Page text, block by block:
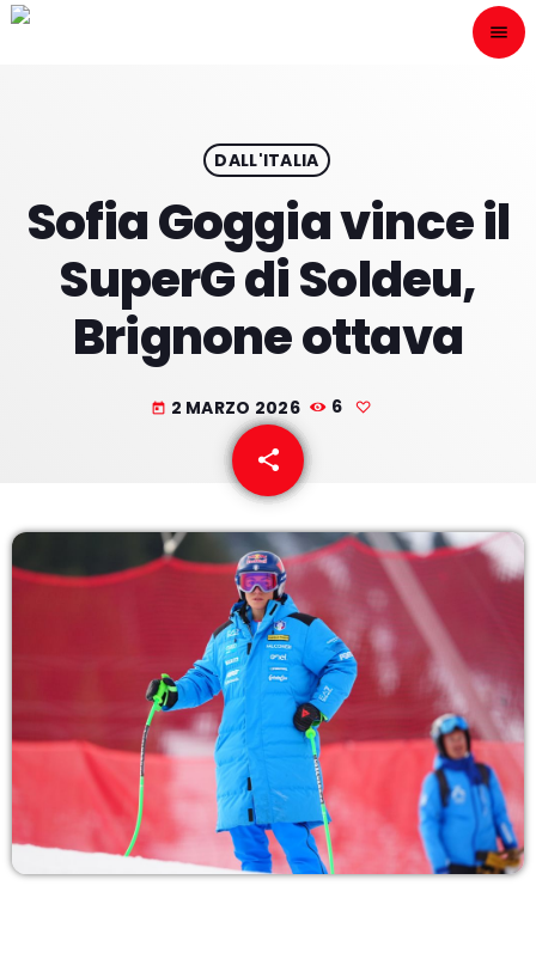
menu
play_arrow
NUESTRAS FRECUENCIAS
DALL'ITALIA
Sofia Goggia vince il
SuperG di Soldeu,
Brignone ottava
today 2 MARZO 2026 6
share
email